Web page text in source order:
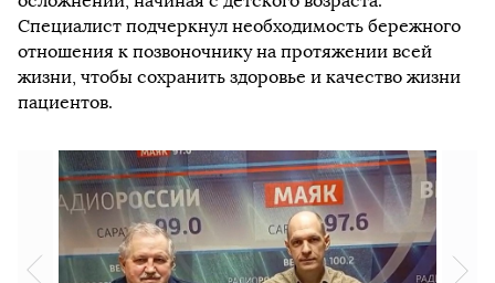
Специалист подчеркнул необходимость бережного
отношения к позвоночнику на протяжении всей
жизни, чтобы сохранить здоровье и качество жизни
пациентов.